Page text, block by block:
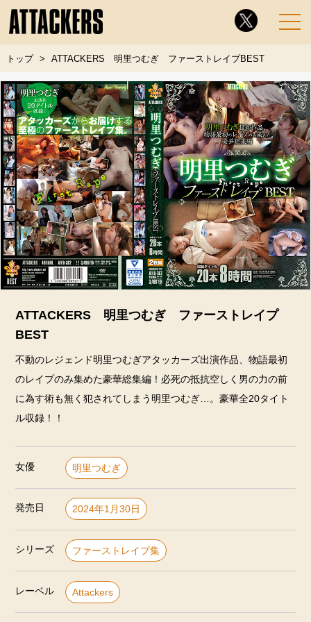
トップ ATTACKERS 明里つむぎ ファーストレイプBEST
ATTACKERS 明里つむぎ ファーストレイプ
BEST
不動のレジェンド明里つむぎアタッカーズ出演作品、物語最初
のレイプのみ集めた豪華総集編！必死の抵抗空しく男の力の前
に為す術も無く犯されてしまう明里つむぎ…。豪華全20タイト
ル収録！！
女優 明里つむぎ
発売日 2024年1月30日
シリーズ ファーストレイプ集
レーベル Attackers